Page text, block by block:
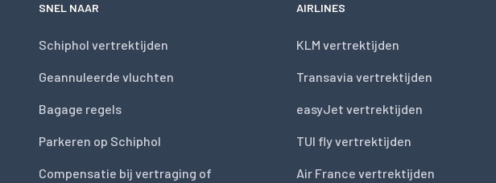
SNEL NAAR
Schiphol vertrektijden
Geannuleerde vluchten
Bagage regels
Parkeren op Schiphol
Compensatie bij vertraging of
AIRLINES
KLM vertrektijden
Transavia vertrektijden
easyJet vertrektijden
TUI fly vertrektijden
Air France vertrektijden